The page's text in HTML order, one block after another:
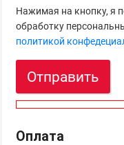
Нажимая на кнопку, я
обработку
политикой
Отправить
Оплата